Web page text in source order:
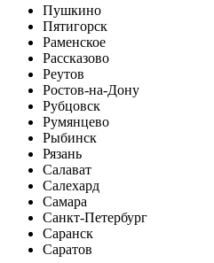
Пушкино
Пятигорск
Раменское
Рассказово
Реутов
Ростов-на-Дону
Рубцовск
Румянцево
Рыбинск
Рязань
Салават
Салехард
Самара
Санкт-Петербург
Саранск
Саратов